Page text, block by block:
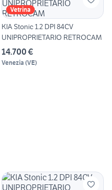
Vetrina
KIA Stonic 1.2 DPI 84CV
UNIPROPRIETARIO RETROCAM
14.700 €
Venezia (VE)